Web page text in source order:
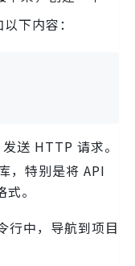
下内容：
送 HTTP 请求。
，特别是将 API
。
行中，导航到项目